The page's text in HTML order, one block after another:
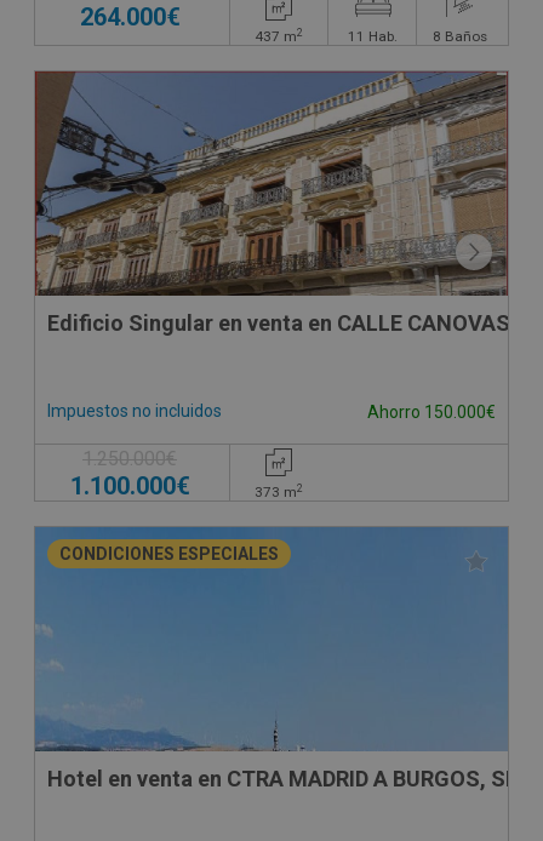
264.000€
437 m2 11 Hab. 8 Baños
Edificio Singular en venta en CALLE CANOVAS
Impuestos no incluidos Ahorro 150.000€
1.250.000€
1.100.000€ 373 m2
CONDICIONES ESPECIALES
Hotel en venta en CTRA MADRID A BURGOS, SN